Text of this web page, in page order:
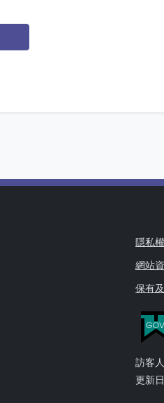
隱私
網站
保有
訪客
更新